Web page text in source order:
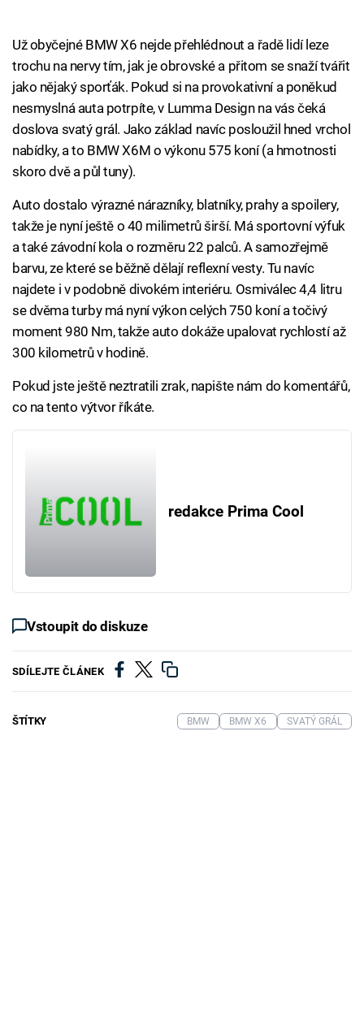
Už obyčejné BMW X6 nejde přehlédnout a řadě lidí leze
trochu na nervy tím, jak je obrovské a přitom se snaží tvářit
jako nějaký sporťák. Pokud si na provokativní a poněkud
nesmyslná auta potrpíte, v Lumma Design na vás čeká
doslova svatý grál. Jako základ navíc posloužil hned vrchol
nabídky, a to BMW X6M o výkonu 575 koní (a hmotnosti
skoro dvě a půl tuny).
Auto dostalo výrazné nárazníky, blatníky, prahy a spoilery,
takže je nyní ještě o 40 milimetrů širší. Má sportovní výfuk
a také závodní kola o rozměru 22 palců. A samozřejmě
barvu, ze které se běžně dělají reflexní vesty. Tu navíc
najdete i v podobně divokém interiéru. Osmiválec 4,4 litru
se dvěma turby má nyní výkon celých 750 koní a točivý
moment 980 Nm, takže auto dokáže upalovat rychlostí až
300 kilometrů v hodině.
Pokud jste ještě neztratili zrak, napište nám do komentářů,
co na tento výtvor říkáte.
redakce Prima Cool
Vstoupit do diskuze
SDÍLEJTE ČLÁNEK
ŠTÍTKY BMW BMW X6 SVATÝ GRÁL